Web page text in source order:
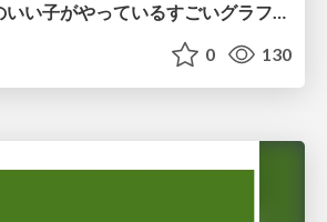
良書紹介08_ 頭のいい子がやっているすごいグラフの読み方
0 130